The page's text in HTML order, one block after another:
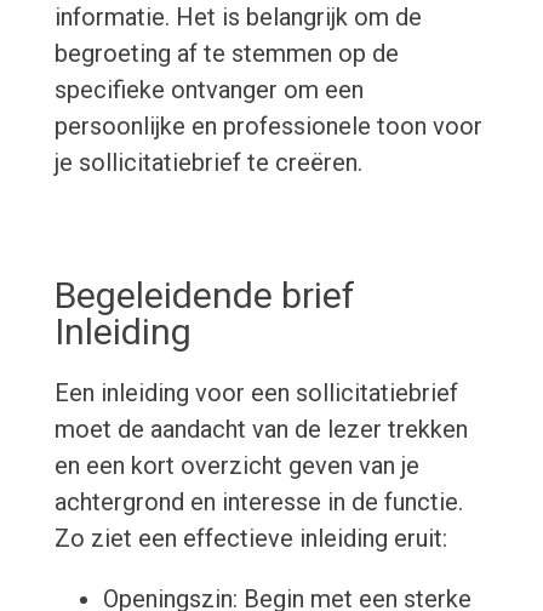
informatie. Het is belangrijk om de
begroeting af te stemmen op de
specifieke ontvanger om een
persoonlijke en professionele toon voor
je sollicitatiebrief te creëren.
Begeleidende brief
Inleiding
Een inleiding voor een sollicitatiebrief
moet de aandacht van de lezer trekken
en een kort overzicht geven van je
achtergrond en interesse in de functie.
Zo ziet een effectieve inleiding eruit:
Openingszin: Begin met een sterke